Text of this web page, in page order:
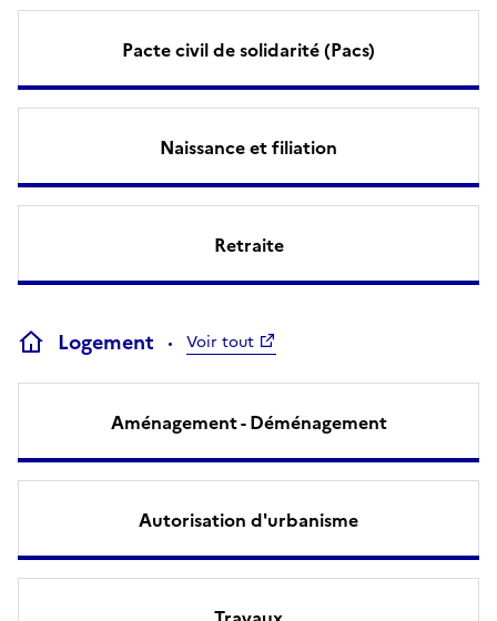
Pacte civil de solidarité (Pacs)
Naissance et filiation
Retraite
Logement Voir tout
Aménagement - Déménagement
Autorisation d'urbanisme